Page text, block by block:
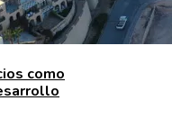
como